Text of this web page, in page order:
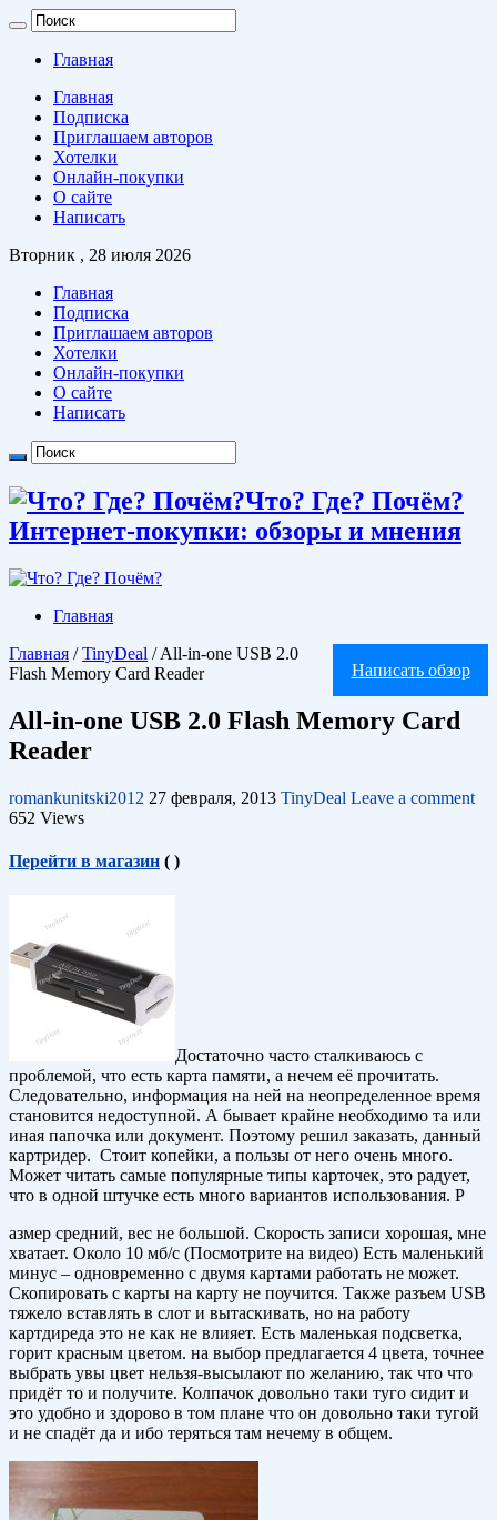
Главная
Главная
Подписка
Приглашаем авторов
Хотелки
Онлайн-покупки
О сайте
Написать
Вторник , 28 июля 2026
Главная
Подписка
Приглашаем авторов
Хотелки
Онлайн-покупки
О сайте
Написать
Что? Где? Почём?
Интернет-покупки: обзоры и мнения
Главная
Написать обзор
Главная / TinyDeal / All-in-one USB 2.0
Flash Memory Card Reader
All-in-one USB 2.0 Flash Memory Card
Reader
romankunitski2012 27 февраля, 2013 TinyDeal Leave a comment
652 Views
Перейти в магазин ( )
Достаточно часто сталкиваюсь с
проблемой, что есть карта памяти, а нечем её прочитать.
Следовательно, информация на ней на неопределенное время
становится недоступной. А бывает крайне необходимо та или
иная папочка или документ. Поэтому решил заказать, данный
картридер. Стоит копейки, а пользы от него очень много.
Может читать самые популярные типы карточек, это радует,
что в одной штучке есть много вариантов использования. Р
азмер средний, вес не большой. Скорость записи хорошая, мне
хватает. Около 10 мб/с (Посмотрите на видео) Есть маленький
минус – одновременно с двумя картами работать не может.
Скопировать с карты на карту не поучится. Также разъем USB
тяжело вставлять в слот и вытаскивать, но на работу
картдиреда это не как не влияет. Есть маленькая подсветка,
горит красным цветом. на выбор предлагается 4 цвета, точнее
выбрать увы цвет нельзя-высылают по желанию, так что что
придёт то и получите. Колпачок довольно таки туго сидит и
это удобно и здорово в том плане что он довольно таки тугой
и не спадёт да и ибо теряться там нечему в общем.